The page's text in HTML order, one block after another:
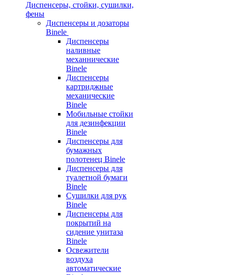
Диспенсеры, стойки, сушилки,
фены
Диспенсеры и дозаторы
Binele
Диспенсеры
наливные
механнические
Binele
Диспенсеры
картриджные
механические
Binele
Мобильные стойки
для дезинфекции
Binele
Диспенсеры для
бумажных
полотенец Binele
Диспенсеры для
туалетной бумаги
Binele
Сушилки для рук
Binele
Диспенсеры для
покрытий на
сидение унитаза
Binele
Освежители
воздуха
автоматические